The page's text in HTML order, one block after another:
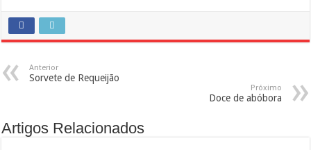
Anterior
Sorvete de Requeijão
Próximo
Doce de abóbora
Artigos Relacionados